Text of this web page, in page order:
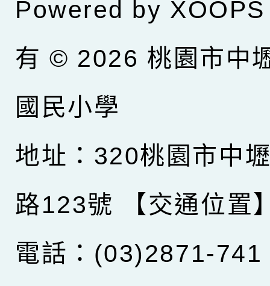
Powered by XOOPS
有 © 2026 桃園市中
國民小學
地址：320桃園市中
路123號
【交通位置
電話：(03)2871-741